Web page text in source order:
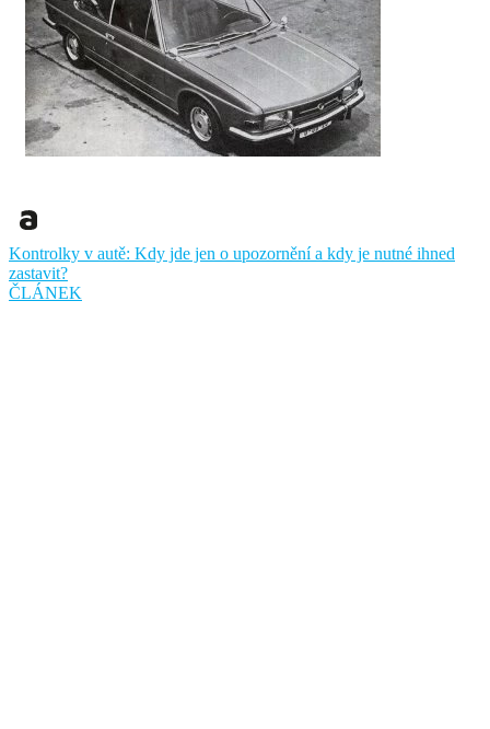
Kontrolky v autě: Kdy jde jen o upozornění a kdy je nutné ihned
zastavit?
ČLÁNEK